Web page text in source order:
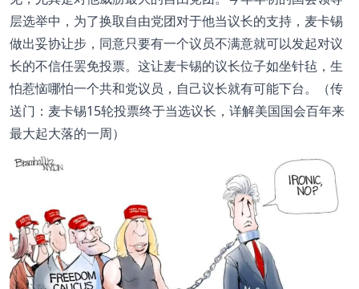
层选举中，为了换取自由党团对于他当议长的支持，麦卡锡
做出妥协让步，同意只要有一个议员不满意就可以发起对议
长的不信任罢免投票。这让麦卡锡的议长位子如坐针毡，生
怕惹恼哪怕一个共和党议员，自己议长就有可能下台。（传
送门：麦卡锡15轮投票终于当选议长，详解美国国会百年来
最大起大落的一周）